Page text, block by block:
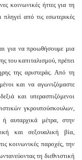
κοινωνικές ήττες για τη
πληγεί από τις εσωτερικές
για να προωθήσουμε μια
του καπιταλισμού, πρέπει
της αριστεράς. Από τη
και να αγωνιζόμαστε
και υπερασπιζόμενοι
γκρουπούσκουλων,
ή αυταρχικά μέτρα, στην
και σεξουαλική βία,
κοινωνικές παροχές, την
τη διεθνιστική